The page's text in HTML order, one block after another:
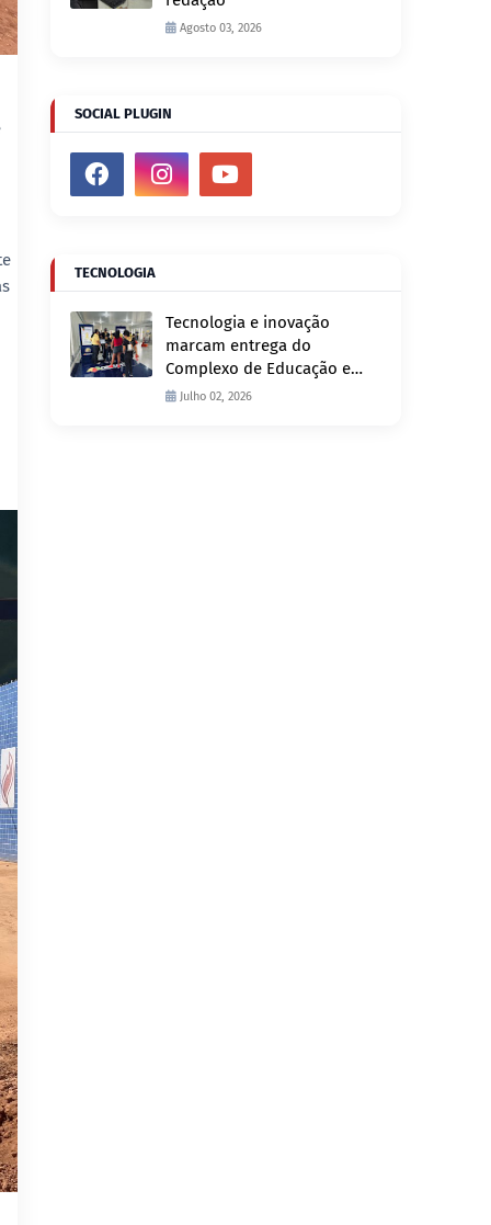
Agosto 03, 2026
SOCIAL PLUGIN
TECNOLOGIA
Tecnologia e inovação
marcam entrega do
Complexo de Educação e
Fiscalização de Trânsito
Julho 02, 2026